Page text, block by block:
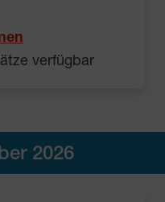
verfügbar
2026